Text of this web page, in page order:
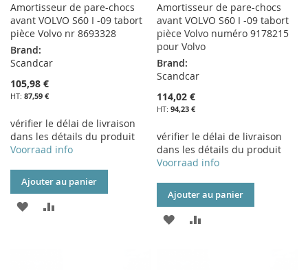
Amortisseur de pare-chocs
avant VOLVO S60 I -09 tabort
pièce Volvo nr 8693328
Brand:
Scandcar
105,98 €
87,59 €
vérifier le délai de livraison
dans les détails du produit
Voorraad info
Ajouter au panier
AJOUTER
Amortisseur de pare-chocs
avant VOLVO S60 I -09 tabort
pièce Volvo numéro 9178215
pour Volvo
Brand:
Scandcar
114,02 €
94,23 €
vérifier le délai de livraison
dans les détails du produit
Voorraad info
Ajouter au panier
AJOUTER